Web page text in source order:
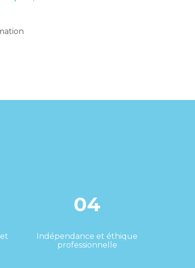
04
Indépendance et éthique
professionnelle